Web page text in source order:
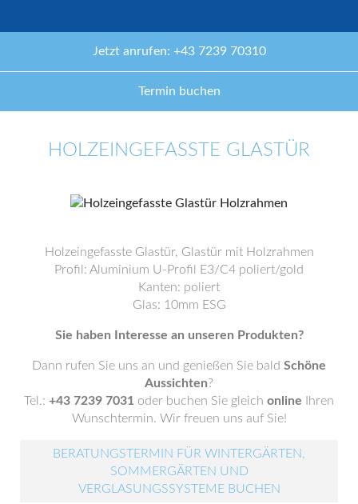
Jetzt anrufen: +43 7239 70310
Termin buchen
HOLZEINGEFASSTE GLASTÜR
Holzeingefasste Glastür, Glastür mit Holzrahmen
Profil: Aluminium U-Profil E3/C4 poliert/gold
Kanten: poliert
Glas: 10mm ESG
Sie haben Interesse an unseren Produkten?
Dann rufen Sie uns an und genießen Sie bald Schöne
Aussichten?
Tel.: +43 7239 7031 oder buchen Sie gleich online Ihren
Wunschtermin. Wir freuen uns auf Sie!
BERATUNGSTERMIN FÜR WINTERGÄRTEN,
SOMMERGÄRTEN UND
VERGLASUNGSSYSTEME BUCHEN